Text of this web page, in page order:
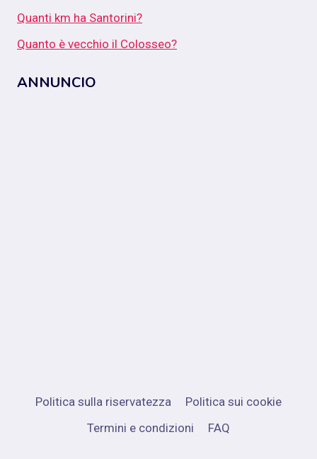
Quanti km ha Santorini?
Quanto è vecchio il Colosseo?
ANNUNCIO
Politica sulla riservatezza
Politica sui cookie
Termini e condizioni
FAQ